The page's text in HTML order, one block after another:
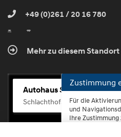
+49 (0)261 / 20 16 780
Mehr zu diesem Standort
Autohaus Scherhag
Schlachthofstr. 68, 56073
Zustimmung
Für die
und
Ihre Zustimmung